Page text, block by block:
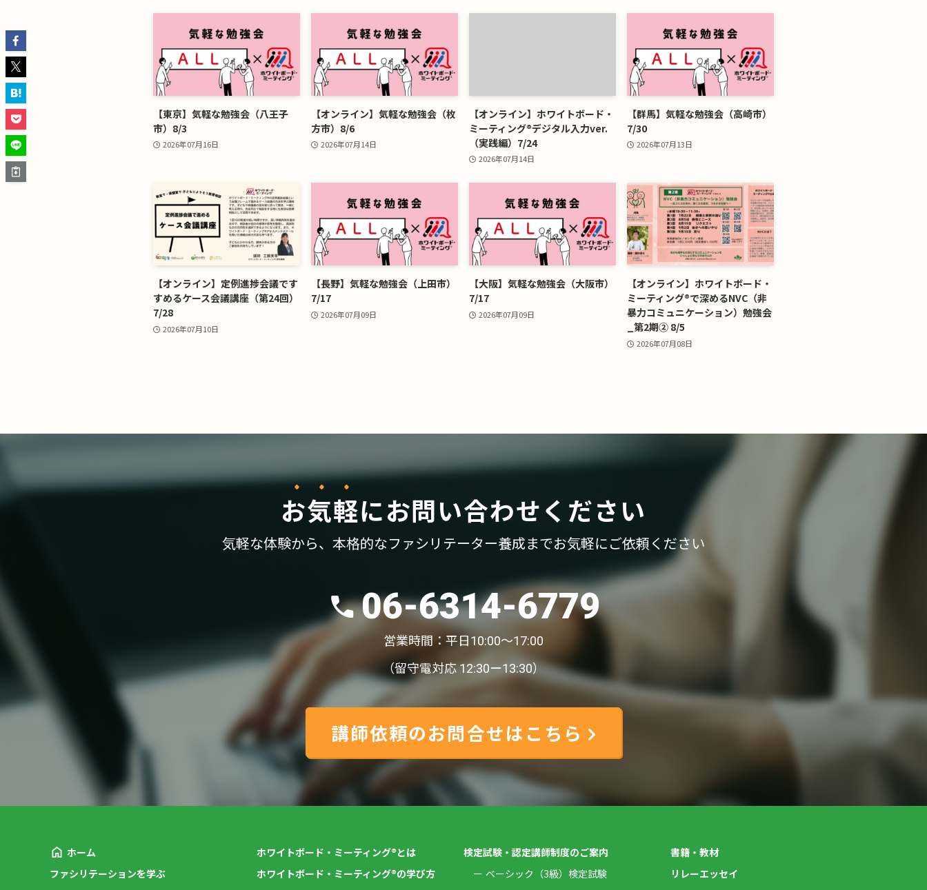
【東京】気軽な勉強会（八王子
市）8/3
2026年07月16日
【オンライン】気軽な勉強会（枚
方市）8/6
2026年07月14日
【オンライン】ホワイトボード・
ミーティング®デジタル入力ver.
（実践編）7/24
2026年07月14日
【群馬】気軽な勉強会（高崎市）
7/30
2026年07月13日
【オンライン】定例進捗会議です
すめるケース会議講座（第24回）
7/28
2026年07月10日
【長野】気軽な勉強会（上田市）
7/17
2026年07月09日
【大阪】気軽な勉強会（大阪市）
7/17
2026年07月09日
【オンライン】ホワイトボード・
ミーティング®で深めるNVC（非
暴力コミュニケーション）勉強会
_第2期② 8/5
2026年07月08日
お気軽にお問い合わせください
気軽な体験から、 本格的なファシリテーター養成までお気軽にご依頼ください
06-6314-6779
営業時間：平日10:00〜17:00
（留守電対応 12:30ー13:30）
講師依頼のお問合せはこちら
ホーム
ファシリテーションを学ぶ
ホワイトボード・ミーティング®とは
ホワイトボード・ミーティング®の学び方
検定試験・認定講師制度のご案内
ベーシック（3級）検定試験
書籍・教材
リレーエッセイ